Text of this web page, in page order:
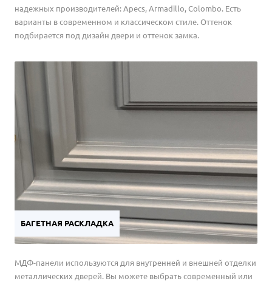
надежных производителей: Apecs, Armadillo, Colombo. Есть
варианты в современном и классическом стиле. Оттенок
подбирается под дизайн двери и оттенок замка.
БАГЕТНАЯ РАСКЛАДКА
МДФ-панели используются для внутренней и внешней отделки
металлических дверей. Вы можете выбрать современный или